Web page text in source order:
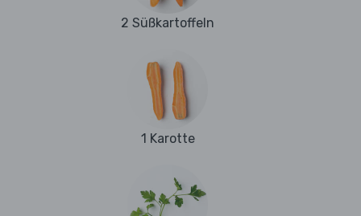
2 Süßkartoffeln
1 Karotte